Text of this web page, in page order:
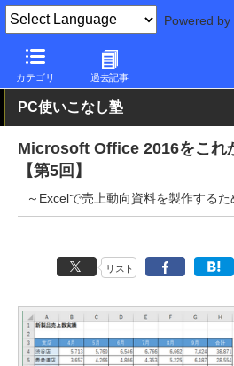
Powered by
カテゴリ 過去記事
PC Watch ソフトウェア/アプリ
PC使いこなし塾
Microsoft Office 2016をこれ
【第5回】
～Excelで売上動向資料を製作するた
リスト